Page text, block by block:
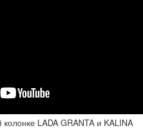
LADA GRANTA и KALINA